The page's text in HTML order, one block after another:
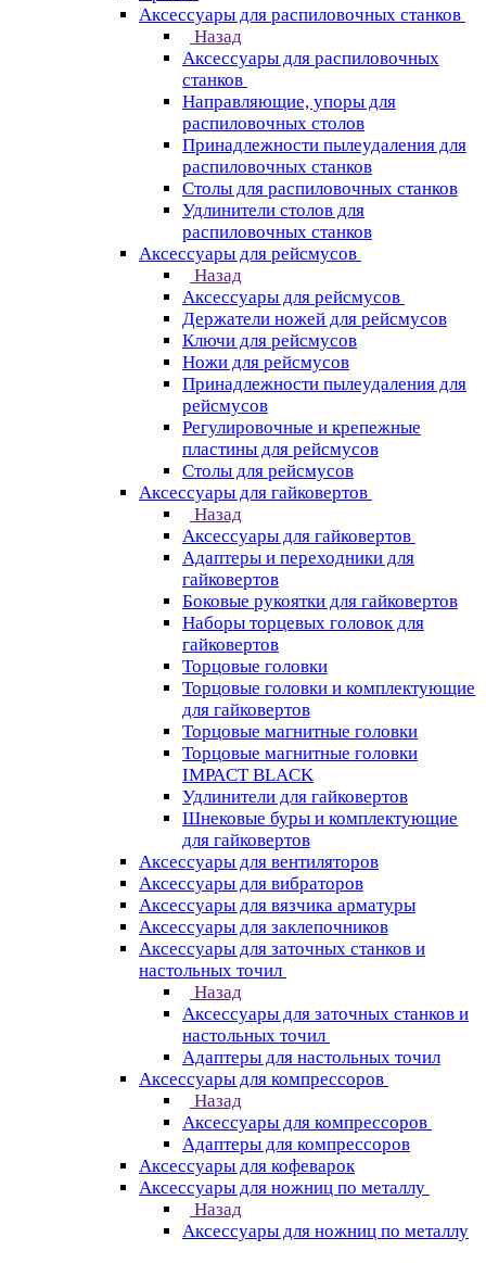
Аксессуары для распиловочных станков
Назад
Аксессуары для распиловочных
станков
Направляющие, упоры для
распиловочных столов
Принадлежности пылеудаления для
распиловочных станков
Столы для распиловочных станков
Удлинители столов для
распиловочных станков
Аксессуары для рейсмусов
Назад
Аксессуары для рейсмусов
Держатели ножей для рейсмусов
Ключи для рейсмусов
Ножи для рейсмусов
Принадлежности пылеудаления для
рейсмусов
Регулировочные и крепежные
пластины для рейсмусов
Столы для рейсмусов
Аксессуары для гайковертов
Назад
Аксессуары для гайковертов
Адаптеры и переходники для
гайковертов
Боковые рукоятки для гайковертов
Наборы торцевых головок для
гайковертов
Торцовые головки
Торцовые головки и комплектующие
для гайковертов
Торцовые магнитные головки
Торцовые магнитные головки
IMPACT BLACK
Удлинители для гайковертов
Шнековые буры и комплектующие
для гайковертов
Аксессуары для вентиляторов
Аксессуары для вибраторов
Аксессуары для вязчика арматуры
Аксессуары для заклепочников
Аксессуары для заточных станков и
настольных точил
Назад
Аксессуары для заточных станков и
настольных точил
Адаптеры для настольных точил
Аксессуары для компрессоров
Назад
Аксессуары для компрессоров
Адаптеры для компрессоров
Аксессуары для кофеварок
Аксессуары для ножниц по металлу
Назад
Аксессуары для ножниц по металлу